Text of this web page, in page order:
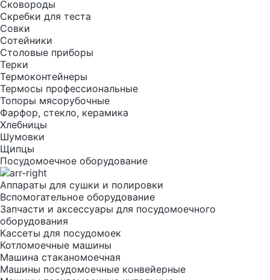
Сковороды
Скребки для теста
Совки
Сотейники
Столовые приборы
Терки
Термоконтейнеры
Термосы профессиональные
Топоры мясорубочные
Фарфор, стекло, керамика
Хлебницы
Шумовки
Щипцы
Посудомоечное оборудование
Аппараты для сушки и полировки
Вспомогательное оборудование
Запчасти и аксессуары для посудомоечного
оборудования
Кассеты для посудомоек
Котломоечные машины
Машина стаканомоечная
Машины посудомоечные конвейерные